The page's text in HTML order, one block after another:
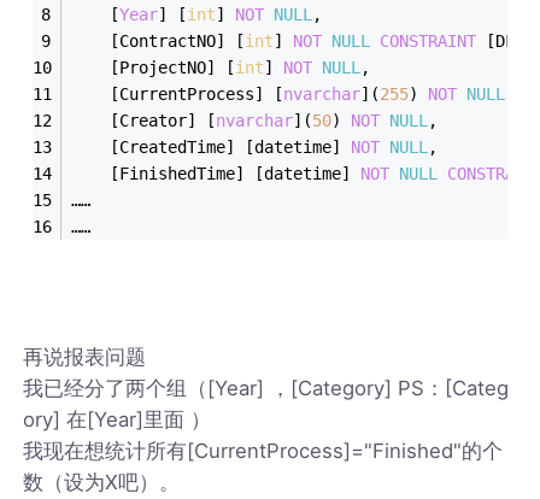
	[
Year] [int] NOT NULL ,
	[ContractNO] [
int] NOT NULL CONSTRAINT
	[ProjectNO] [
int] NOT NULL ,
	[CurrentProcess] [
nvarchar](255) NOT NULL
	[Creator] [
nvarchar](50) NOT NULL ,
	[CreatedTime] [datetime]
NOT NULL ,
	[FinishedTime] [datetime]
NOT NULL
……
……
再说报表问题
我已经分了两个组（[Year] ，[Category] PS：[Categ
ory] 在[Year]里面 ）
我现在想统计所有[CurrentProcess]="Finished"的个
数（设为X吧）。